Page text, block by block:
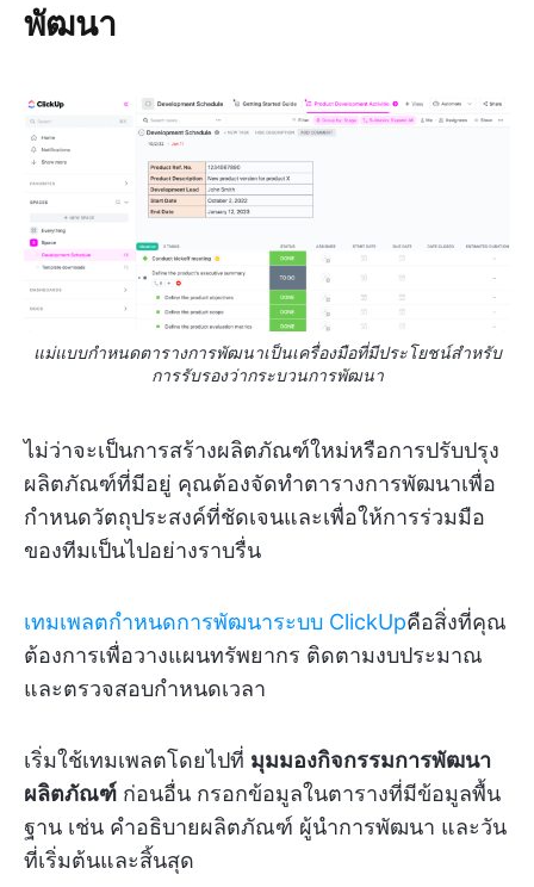
พัฒนา
แม่แบบกำหนดตารางการพัฒนาเป็นเครื่องมือที่มีประโยชน์สำหรับ
การรับรองว่ากระบวนการพัฒนา
ไม่ว่าจะเป็นการสร้างผลิตภัณฑ์ใหม่หรือการปรับปรุง
ผลิตภัณฑ์ที่มีอยู่ คุณต้องจัดทำตารางการพัฒนาเพื่อ
กำหนดวัตถุประสงค์ที่ชัดเจนและเพื่อให้การร่วมมือ
ของทีมเป็นไปอย่างราบรื่น
เทมเพลตกำหนดการพัฒนาระบบ ClickUpคือสิ่งที่คุณ
ต้องการเพื่อวางแผนทรัพยากร ติดตามงบประมาณ
และตรวจสอบกำหนดเวลา
เริ่มใช้เทมเพลตโดยไปที่ มุมมองกิจกรรมการพัฒนา
ผลิตภัณฑ์ ก่อนอื่น กรอกข้อมูลในตารางที่มีข้อมูลพื้น
ฐาน เช่น คำอธิบายผลิตภัณฑ์ ผู้นำการพัฒนา และวัน
ที่เริ่มต้นและสิ้นสุด